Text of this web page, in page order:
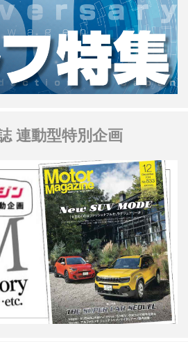
連動型特別企画